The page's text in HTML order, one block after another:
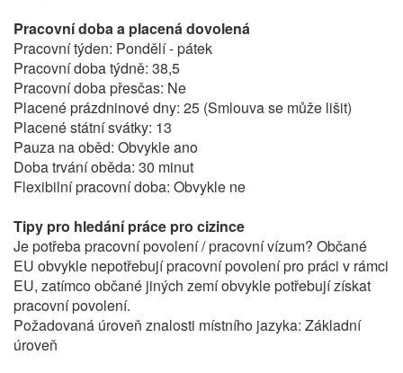
Pracovní doba a placená dovolená
Pracovní týden: Pondělí - pátek
Pracovní doba týdně: 38,5
Pracovní doba přesčas: Ne
Placené prázdninové dny: 25 (Smlouva se může lišit)
Placené státní svátky: 13
Pauza na oběd: Obvykle ano
Doba trvání oběda: 30 minut
Flexibilní pracovní doba: Obvykle ne
Tipy pro hledání práce pro cizince
Je potřeba pracovní povolení / pracovní vízum? Občané
EU obvykle nepotřebují pracovní povolení pro práci v rámci
EU, zatímco občané jiných zemí obvykle potřebují získat
pracovní povolení.
Požadovaná úroveň znalosti místního jazyka: Základní
úroveň